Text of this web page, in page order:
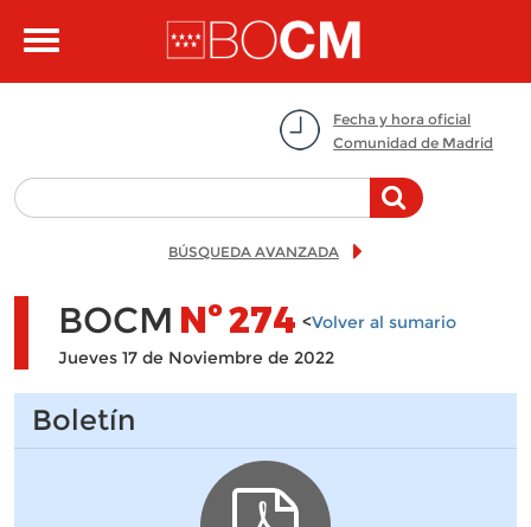
Toggle
Fecha y hora oficial
Comunidad de Madrid
BÚSQUEDA AVANZADA
BOCM Nº274 <Volver al sumario
Jueves 17 de Noviembre de 2022
Boletín